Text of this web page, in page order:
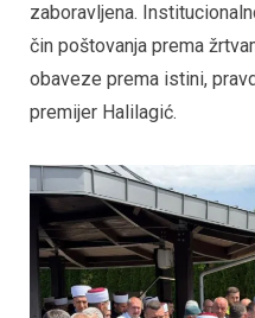
zaboravljena.
čin poštovanja prema
obaveze prema istini,
premijer Halilagić.